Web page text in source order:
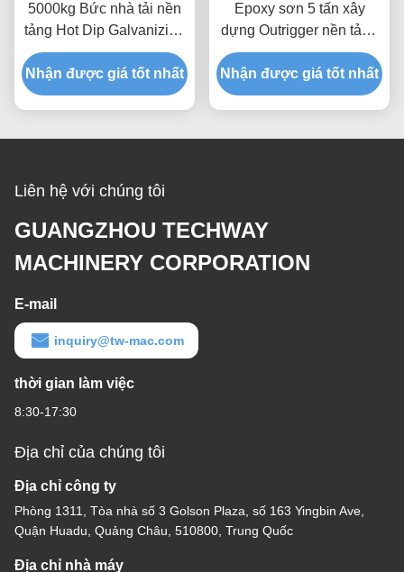
5000kg Bức nhà tải nền
tảng Hot Dip Galvanizing
MLP4200
Nhận được giá tốt nhất
Epoxy sơn 5 tấn xây
dựng Outrigger nền tảng
thiết kế nhỏ gọn
Nhận được giá tốt nhất
Liên hệ với chúng tôi
GUANGZHOU TECHWAY
MACHINERY CORPORATION
E-mail
inquiry@tw-mac.com
thời gian làm việc
8:30-17:30
Địa chỉ của chúng tôi
Địa chỉ công ty
Phòng 1311, Tòa nhà số 3 Golson Plaza, số 163 Yingbin Ave,
Quận Huadu, Quảng Châu, 510800, Trung Quốc
Địa chỉ nhà máy